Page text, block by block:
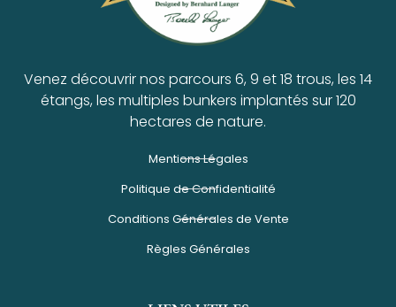
Venez découvrir nos parcours 6, 9 et 18 trous, les 14
étangs, les multiples bunkers implantés sur 120
hectares de nature.
Mentions Légales
Politique de Confidentialité
Conditions Générales de Vente
Règles Générales